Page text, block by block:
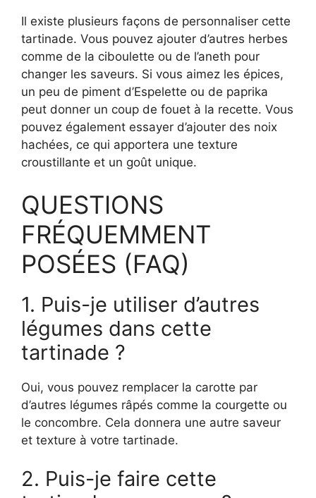
Il existe plusieurs façons de personnaliser cette
tartinade. Vous pouvez ajouter d’autres herbes
comme de la ciboulette ou de l’aneth pour
changer les saveurs. Si vous aimez les épices,
un peu de piment d’Espelette ou de paprika
peut donner un coup de fouet à la recette. Vous
pouvez également essayer d’ajouter des noix
hachées, ce qui apportera une texture
croustillante et un goût unique.
QUESTIONS
FRÉQUEMMENT
POSÉES (FAQ)
1. Puis-je utiliser d’autres
légumes dans cette
tartinade ?
Oui, vous pouvez remplacer la carotte par
d’autres légumes râpés comme la courgette ou
le concombre. Cela donnera une autre saveur
et texture à votre tartinade.
2. Puis-je faire cette